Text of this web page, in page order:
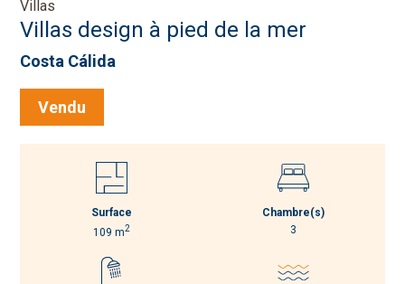
Villas
Villas design à pied de la mer
Costa Cálida
Vendu
Surface
109 m2
Chambre(s)
3